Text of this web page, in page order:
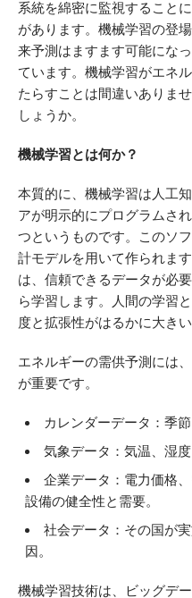
系統を綿密に監視すること
があります。機械学習の登
来予測はますます可能にな
ています。機械学習がエネ
たらすことは間違いありま
しょうか。
機械学習とは何か？
本質的に、機械学習は人工
アが明示的にプログラムさ
つというものです。このソ
計モデルを用いて作られま
は、信頼できるデータが必
ら学習します。人間の学習
度と拡張性がはるかに大き
エネルギーの需供予測には
が重要です。
カレンダーデータ：季
気象データ：気温、湿
企業データ：電力価格
設備の健全性と需要。
社会データ：その国が
因。
機械学習技術は、ビッグデ